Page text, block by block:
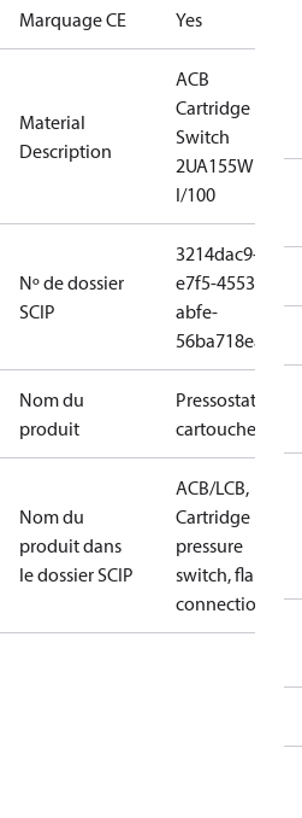
Marquage CE Yes
Material
Description
ACB
Cartridge
Switch
2UA155W
I/100
Nº de dossier
SCIP
3214dac9-
e7f5-4553-
abfe-
56ba718eab3c
Nom du
produit
Pressostat à
cartouche
Nom du
produit dans
le dossier SCIP
ACB/LCB,
Cartridge
pressure
switch, flare
connection